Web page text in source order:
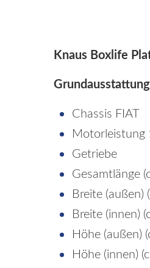
Knaus Boxlife
Grundausstattung
Chassis FIAT
Getriebe
Gesamtlänge
Breite (außen)
Breite (innen)
Höhe (außen)
Höhe (innen)